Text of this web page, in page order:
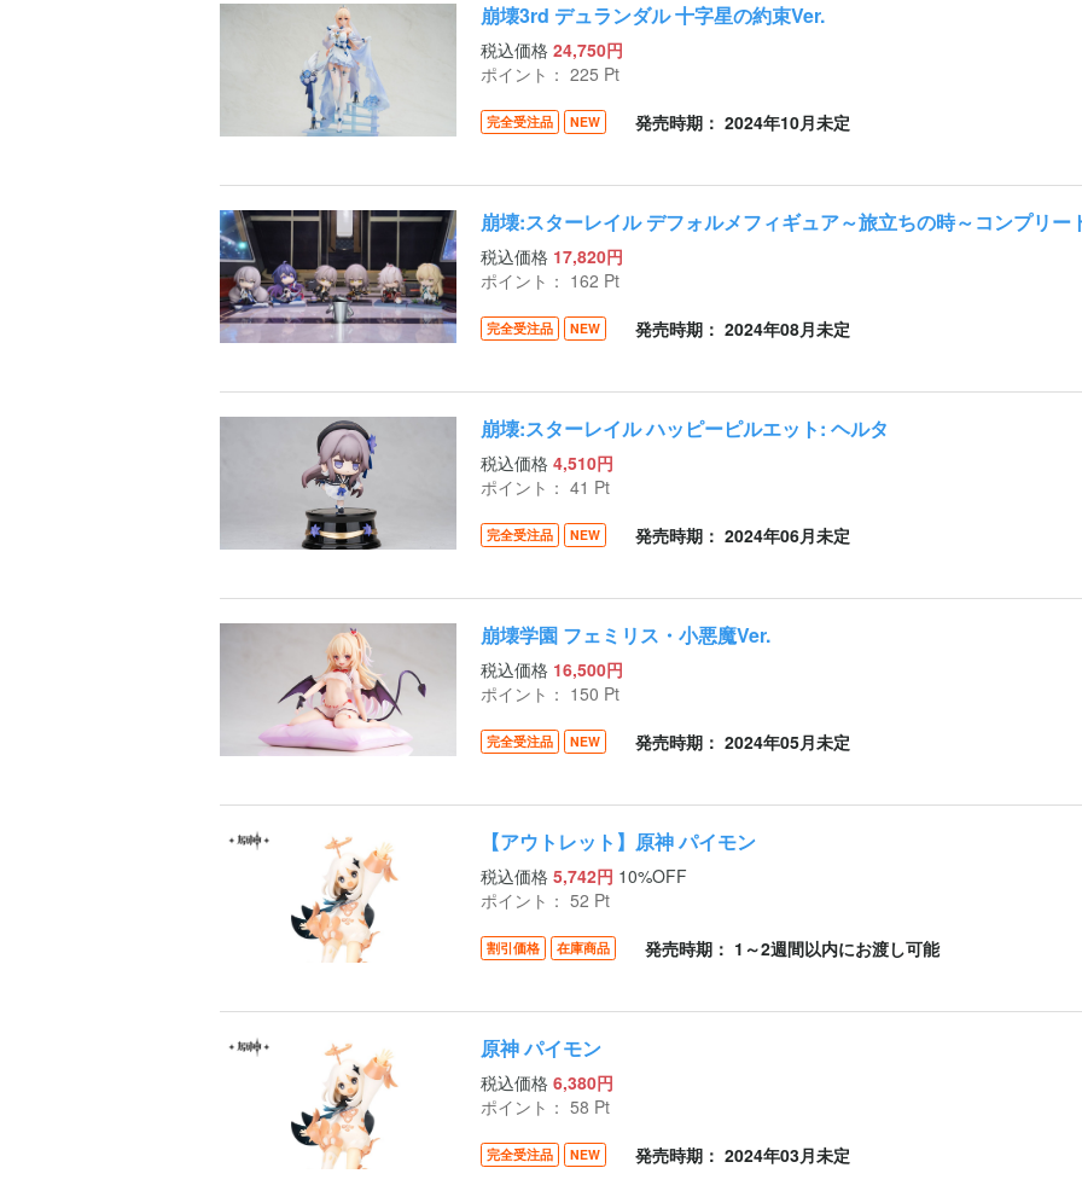
崩壊3rd デュランダル 十字星の約束Ver.
税込価格 24,750円
ポイント： 225 Pt
完全受注品 NEW 発売時期： 2024年10月未定
崩壊:スターレイル デフォルメフィギュア～旅立ちの時～コンプリー
税込価格 17,820円
ポイント： 162 Pt
完全受注品 NEW 発売時期： 2024年08月未定
崩壊:スターレイル ハッピーピルエット: ヘルタ
税込価格 4,510円
ポイント： 41 Pt
完全受注品 NEW 発売時期： 2024年06月未定
崩壊学園 フェミリス・小悪魔Ver.
税込価格 16,500円
ポイント： 150 Pt
完全受注品 NEW 発売時期： 2024年05月未定
【アウトレット】原神 パイモン
税込価格 5,742円 10%OFF
ポイント： 52 Pt
割引価格 在庫商品 発売時期： 1～2週間以内にお渡し可能
原神 パイモン
税込価格 6,380円
ポイント： 58 Pt
完全受注品 NEW 発売時期： 2024年03月未定